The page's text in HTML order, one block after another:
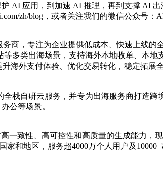
AI 应用，到加速 AI 推理，再到支撑 AI
zh/blog，或者关注我们的微信公众号：
商，专注为企业提供低成本、快速上线
多类出海场景，支持海外本地收单、本
海外支付体验、优化交易转化，稳定拓展全
栈自研云服务，并专为出海服务商打造
公等场景。
一致性、高可控性和高质量的生成能力
家和地区，服务超4000万个人用户及